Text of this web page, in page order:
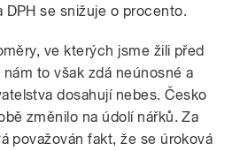
se snižuje o procento.
ve kterých jsme žili před
to však zdá neúnosné a
dosahují nebes. Česko
změnilo na údolí nářků. Za
považován fakt, že se úroková